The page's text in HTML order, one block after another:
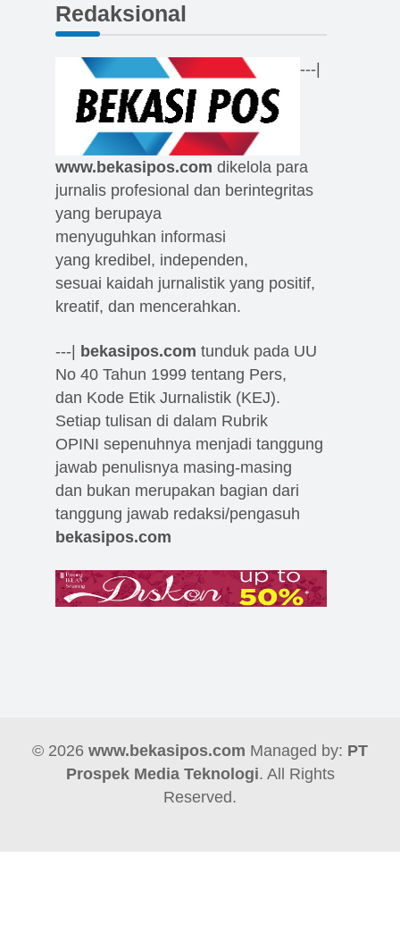
Redaksional
---|
www.bekasipos.com dikelola para
jurnalis profesional dan berintegritas
yang berupaya
menyuguhkan informasi
yang kredibel, independen,
sesuai kaidah jurnalistik yang positif,
kreatif, dan mencerahkan.
---| bekasipos.com tunduk pada UU
No 40 Tahun 1999 tentang Pers,
dan Kode Etik Jurnalistik (KEJ).
Setiap tulisan di dalam Rubrik
OPINI sepenuhnya menjadi tanggung
jawab penulisnya masing-masing
dan bukan merupakan bagian dari
tanggung jawab redaksi/pengasuh
bekasipos.com
© 2026 www.bekasipos.com Managed by: PT
Prospek Media Teknologi. All Rights
Reserved.